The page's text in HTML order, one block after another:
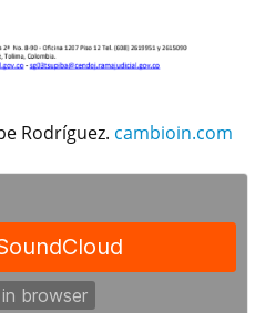
Rodríguez. cambioin.com